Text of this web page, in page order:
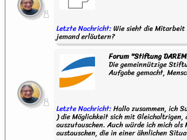
Letzte Nachricht:Wie sieht die Mitarbeit
jemand erläutern?
Forum "Stiftung
Die gemeinnützige
Aufgabe gemacht,
Letzte Nachricht:Hallo zusammen, ich
) die Möglichkeit sich mit Gleichaltrigen,
auszutauschen. Auch würde ich mich
austauschen, die in einer ähnlichen